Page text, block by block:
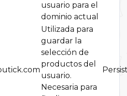
usuario para el
dominio actual
Utilizada para
guardar la
selección de
productos del
usuario.
Necesaria para